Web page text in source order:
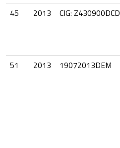
45
2013 CIG: Z430900DCD
51
2013 19072013DEM